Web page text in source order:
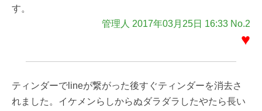
す。
管理人 2017年03月25日 16:33 No.2
♥
ティンダーでlineが繋がった後すぐティンダーを消去さ
れました。イケメンらしからぬダラダラしたやたら長い